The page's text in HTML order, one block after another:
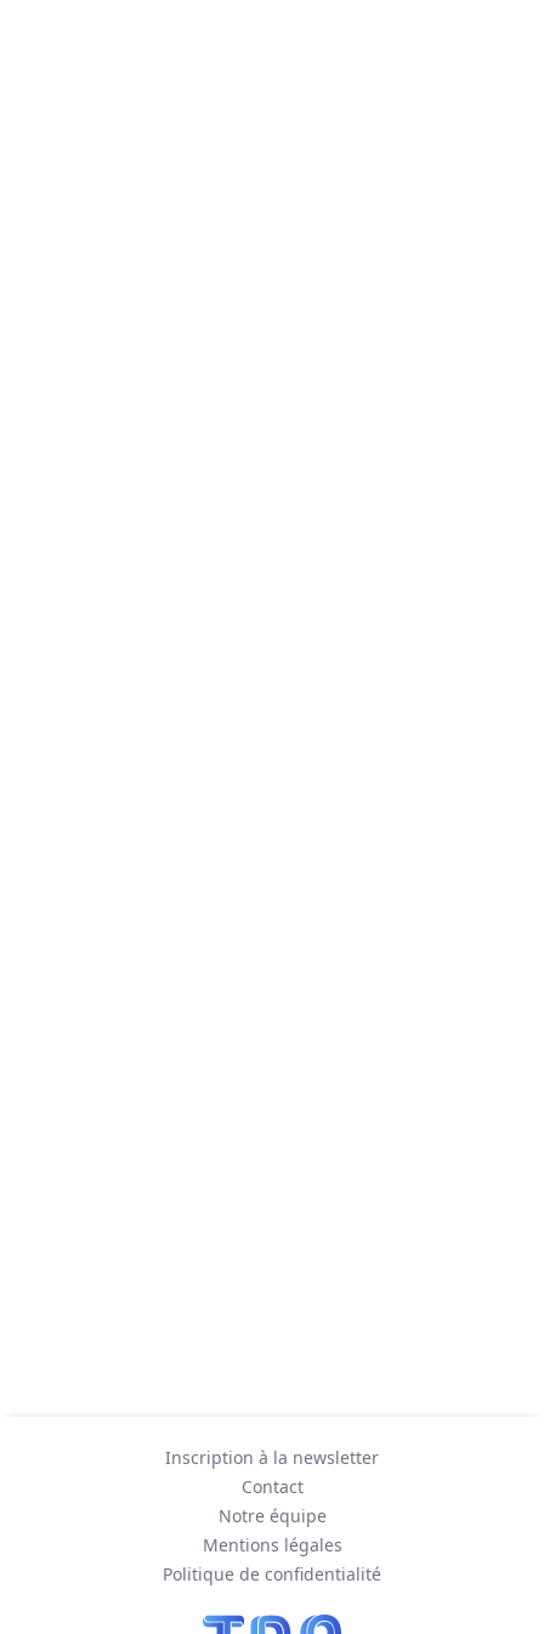
Inscription à la newsletter
Contact
Notre équipe
Mentions légales
Politique de confidentialité